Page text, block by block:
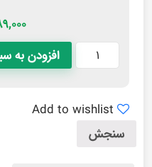
افزودن به
Add to wishlist
سنجش